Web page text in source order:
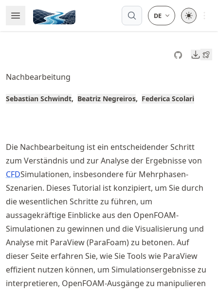
to
article
to
content
Open Menu
Made with MyST
Open
Nachbearbeitung
Sebastian Schwindt Beatriz Negreiros Federica Scolari
Die Nachbearbeitung ist ein entscheidender Schritt
zum Verständnis und zur Analyse der Ergebnisse von
CFDSimulationen, insbesondere für Mehrphasen-
Szenarien. Dieses Tutorial ist konzipiert, um Sie durch
die wesentlichen Schritte zu führen, um
aussagekräftige Einblicke aus den OpenFOAM-
Simulationen zu gewinnen und die Visualisierung und
Analyse mit ParaView (ParaFoam) zu betonen. Auf
dieser Seite erfahren Sie, wie Sie Tools wie ParaView
effizient nutzen können, um Simulationsergebnisse zu
interpretieren, OpenFOAM-Ausgänge zu manipulieren